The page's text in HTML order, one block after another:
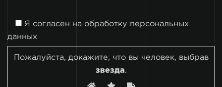
Я согласен на обработку персональных
данных
Пожалуйста, докажите, что вы человек, выбрав
звезда.